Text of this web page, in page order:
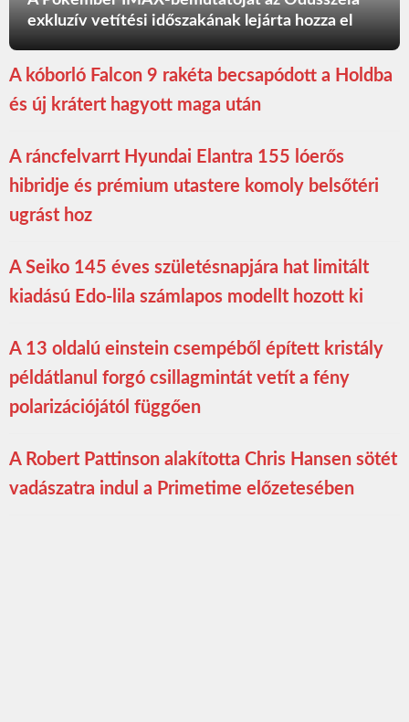
exkluzív vetítési időszakának lejárta hozza el
A kóborló Falcon 9 rakéta becsapódott a Holdba
és új krátert hagyott maga után
A ráncfelvarrt Hyundai Elantra 155 lóerős
hibridje és prémium utastere komoly belsőtéri
ugrást hoz
A Seiko 145 éves születésnapjára hat limitált
kiadású Edo-lila számlapos modellt hozott ki
A 13 oldalú einstein csempéből épített kristály
példátlanul forgó csillagmintát vetít a fény
polarizációjától függően
A Robert Pattinson alakította Chris Hansen sötét
vadászatra indul a Primetime előzetesében